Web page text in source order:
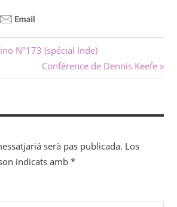
N°173 (spécial Inde)
Next
Post:
Conférence de Dennis Keefe
serà pas publicada. Los
indicats amb *